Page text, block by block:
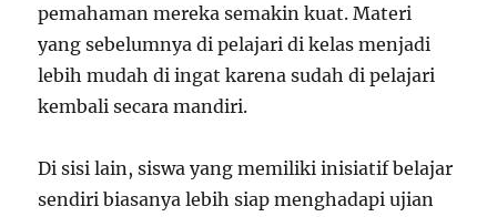
pemahaman mereka semakin kuat. Materi
yang sebelumnya di pelajari di kelas menjadi
lebih mudah di ingat karena sudah di pelajari
kembali secara mandiri.
Di sisi lain, siswa yang memiliki inisiatif belajar
sendiri biasanya lebih siap menghadapi ujian